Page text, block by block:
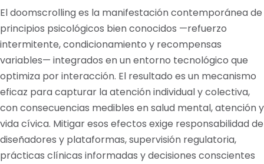
El doomscrolling es la manifestación contemporánea de
principios psicológicos bien conocidos —refuerzo
intermitente, condicionamiento y recompensas
variables— integrados en un entorno tecnológico que
optimiza por interacción. El resultado es un mecanismo
eficaz para capturar la atención individual y colectiva,
con consecuencias medibles en salud mental, atención y
vida cívica. Mitigar esos efectos exige responsabilidad de
diseñadores y plataformas, supervisión regulatoria,
prácticas clínicas informadas y decisiones conscientes